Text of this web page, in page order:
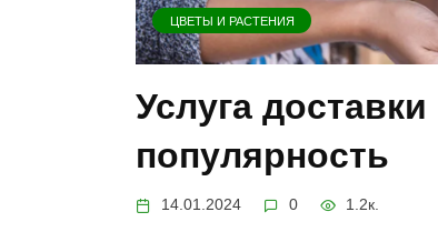
ЦВЕТЫ И РАСТЕНИЯ
Услуга
популярность
14.01.2024 0 1.2к.